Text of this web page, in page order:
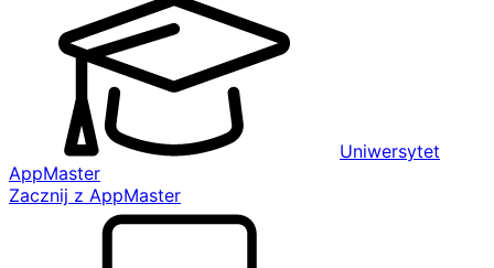
Uniwersytet
AppMaster
Zacznij z AppMaster